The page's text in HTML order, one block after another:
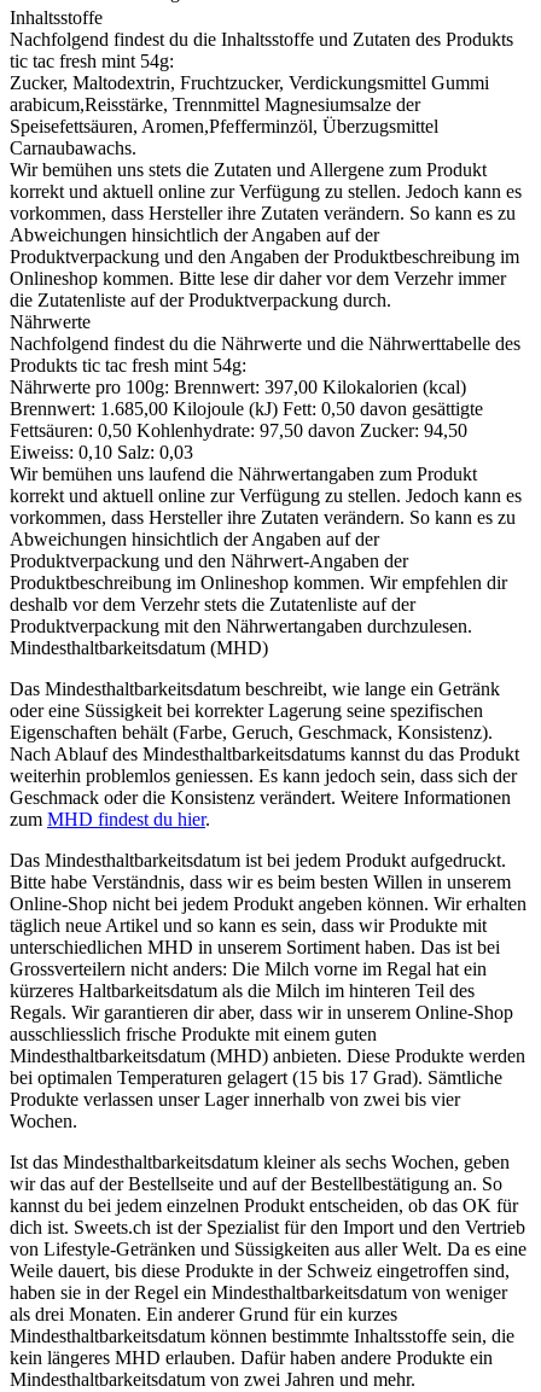
Inhaltsstoffe
Nachfolgend findest du die Inhaltsstoffe und Zutaten des Produkts
tic tac fresh mint 54g:
Zucker, Maltodextrin, Fruchtzucker, Verdickungsmittel Gummi
arabicum,Reisstärke, Trennmittel Magnesiumsalze der
Speisefettsäuren, Aromen,Pfefferminzöl, Überzugsmittel
Carnaubawachs.
Wir bemühen uns stets die Zutaten und Allergene zum Produkt
korrekt und aktuell online zur Verfügung zu stellen. Jedoch kann es
vorkommen, dass Hersteller ihre Zutaten verändern. So kann es zu
Abweichungen hinsichtlich der Angaben auf der
Produktverpackung und den Angaben der Produktbeschreibung im
Onlineshop kommen. Bitte lese dir daher vor dem Verzehr immer
die Zutatenliste auf der Produktverpackung durch.
Nährwerte
Nachfolgend findest du die Nährwerte und die Nährwerttabelle des
Produkts tic tac fresh mint 54g:
Nährwerte pro 100g: Brennwert: 397,00 Kilokalorien (kcal)
Brennwert: 1.685,00 Kilojoule (kJ) Fett: 0,50 davon gesättigte
Fettsäuren: 0,50 Kohlenhydrate: 97,50 davon Zucker: 94,50
Eiweiss: 0,10 Salz: 0,03
Wir bemühen uns laufend die Nährwertangaben zum Produkt
korrekt und aktuell online zur Verfügung zu stellen. Jedoch kann es
vorkommen, dass Hersteller ihre Zutaten verändern. So kann es zu
Abweichungen hinsichtlich der Angaben auf der
Produktverpackung und den Nährwert-Angaben der
Produktbeschreibung im Onlineshop kommen. Wir empfehlen dir
deshalb vor dem Verzehr stets die Zutatenliste auf der
Produktverpackung mit den Nährwertangaben durchzulesen.
Mindesthaltbarkeitsdatum (MHD)
Das Mindesthaltbarkeitsdatum beschreibt, wie lange ein Getränk
oder eine Süssigkeit bei korrekter Lagerung seine spezifischen
Eigenschaften behält (Farbe, Geruch, Geschmack, Konsistenz).
Nach Ablauf des Mindesthaltbarkeitsdatums kannst du das Produkt
weiterhin problemlos geniessen. Es kann jedoch sein, dass sich der
Geschmack oder die Konsistenz verändert. Weitere Informationen
zum MHD findest du hier.
Das Mindesthaltbarkeitsdatum ist bei jedem Produkt aufgedruckt.
Bitte habe Verständnis, dass wir es beim besten Willen in unserem
Online-Shop nicht bei jedem Produkt angeben können. Wir erhalten
täglich neue Artikel und so kann es sein, dass wir Produkte mit
unterschiedlichen MHD in unserem Sortiment haben. Das ist bei
Grossverteilern nicht anders: Die Milch vorne im Regal hat ein
kürzeres Haltbarkeitsdatum als die Milch im hinteren Teil des
Regals. Wir garantieren dir aber, dass wir in unserem Online-Shop
ausschliesslich frische Produkte mit einem guten
Mindesthaltbarkeitsdatum (MHD) anbieten. Diese Produkte werden
bei optimalen Temperaturen gelagert (15 bis 17 Grad). Sämtliche
Produkte verlassen unser Lager innerhalb von zwei bis vier
Wochen.
Ist das Mindesthaltbarkeitsdatum kleiner als sechs Wochen, geben
wir das auf der Bestellseite und auf der Bestellbestätigung an. So
kannst du bei jedem einzelnen Produkt entscheiden, ob das OK für
dich ist. Sweets.ch ist der Spezialist für den Import und den Vertrieb
von Lifestyle-Getränken und Süssigkeiten aus aller Welt. Da es eine
Weile dauert, bis diese Produkte in der Schweiz eingetroffen sind,
haben sie in der Regel ein Mindesthaltbarkeitsdatum von weniger
als drei Monaten. Ein anderer Grund für ein kurzes
Mindesthaltbarkeitsdatum können bestimmte Inhaltsstoffe sein, die
kein längeres MHD erlauben. Dafür haben andere Produkte ein
Mindesthaltbarkeitsdatum von zwei Jahren und mehr.